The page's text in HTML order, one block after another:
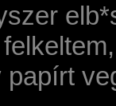
papí­rt